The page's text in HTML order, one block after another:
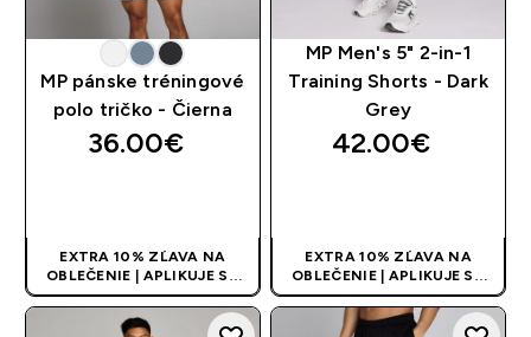
MP pánske tréningové
polo tričko - Čierna
36.00€‎
EXTRA 10% ZĽAVA NA
OBLEČENIE | APLIKUJE SA
AUTOMATICKY PRI KÚPE 3
KS
MP Men's 5" 2-in-1
Training Shorts - Dark
Grey
42.00€‎
EXTRA 10% ZĽAVA NA
OBLEČENIE | APLIKUJE SA
AUTOMATICKY PRI KÚPE 3
KS